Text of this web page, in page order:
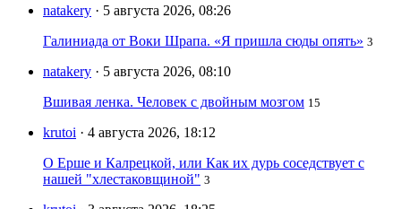
natakery · 5 августа 2026, 08:26
Галиниада от Воки Шрапа. «Я пришла сюды опять» 3
natakery · 5 августа 2026, 08:10
Вшивая ленка. Человек с двойным мозгом 15
krutoi · 4 августа 2026, 18:12
О Ерше и Калрецкой, или Как их дурь соседствует с
нашей "хлестаковщиной" 3